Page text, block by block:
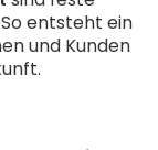
entsteht ein
und Kunden